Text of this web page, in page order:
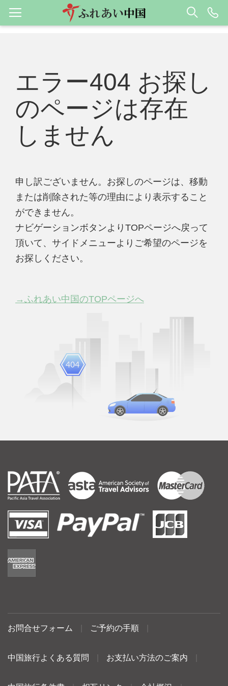
エラー404 お探し
のページは存在
しません
申し訳ございません。お探しのページは、移動
または削除された等の理由により表示すること
ができません。
ナビゲーションボタンよりTOPページへ戻って
頂いて、サイドメニューよりご希望のページを
お探しください。
→ふれあい中国のTOPページへ
お問合せフォーム ご予約の手順
中国旅行よくある質問 お支払い方法のご案内